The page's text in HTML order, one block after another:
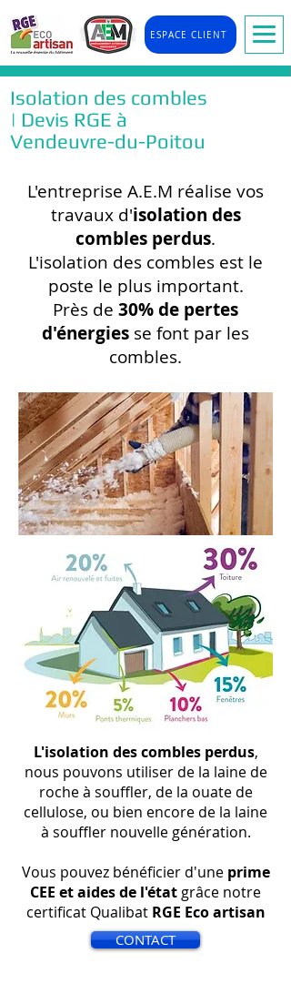
ESPACE CLIENT
Isolation des combles
| Devis RGE à
Vendeuvre-du-Poitou
L'entreprise A.E.M réalise vos
travaux d'isolation des
combles perdus.
L'isolation des combles est le
poste le plus important.
Près de 30% de pertes
d'énergies se font par les
combles.
L'isolation des combles perdus,
nous pouvons utiliser de la laine de
roche à souffler, de la ouate de
cellulose, ou bien encore de la laine
à souffler nouvelle génération.
Vous pouvez bénéficier d'uneprime
CEE et aides de l'état grâce notre
certificat Qualibat RGE Eco artisan
CONTACT